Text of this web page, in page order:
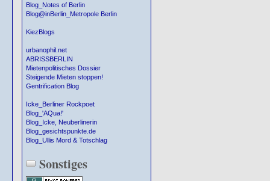
Blog_Notes of Berlin
Blog@inBerlin_Metropole Berlin
KiezBlogs
urbanophil.net
ABRISSBERLIN
Mietenpolitisches Dossier
Steigende Mieten stoppen!
Gentrification Blog
Icke_Berliner Rockpoet
Blog_'AQua!'
Blog_Icke, Neuberlinerin
Blog_gesichtspunkte.de
Blog_Ullis Mord & Totschlag
Sonstiges